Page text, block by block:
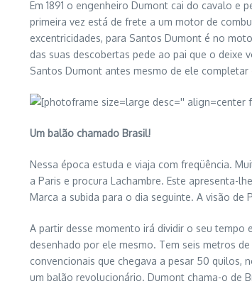
Em 1891 o engenheiro Dumont cai do cavalo e
primeira vez está de frete a um motor de
excentricidades, para Santos Dumont é no
das suas descobertas pede ao pai que o deixe
Santos Dumont antes mesmo de ele
Um balão chamado Brasil!
Nessa época estuda e viaja com freqüência.
a Paris e procura Lachambre. Este apresenta-
Marca a subida para o dia seguinte. A visão de
A partir desse momento irá dividir o seu tempo
desenhado por ele mesmo. Tem seis metros
convencionais que chegava a pesar 50 quilos,
um balão revolucionário. Dumont chama-o de